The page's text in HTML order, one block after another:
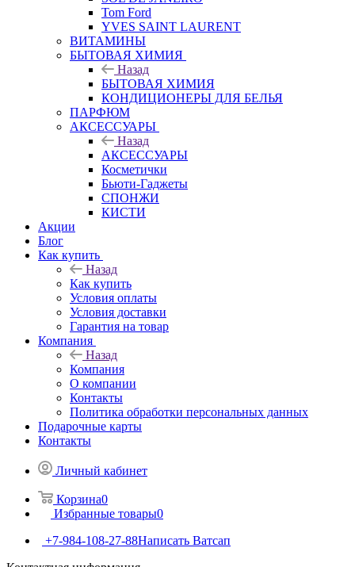
Tom Ford
YVES SAINT LAURENT
ВИТАМИНЫ
БЫТОВАЯ ХИМИЯ
Назад
БЫТОВАЯ ХИМИЯ
КОНДИЦИОНЕРЫ ДЛЯ БЕЛЬЯ
ПАРФЮМ
АКСЕССУАРЫ
Назад
АКСЕССУАРЫ
Косметички
Бьюти-Гаджеты
СПОНЖИ
КИСТИ
Акции
Блог
Как купить
Назад
Как купить
Условия оплаты
Условия доставки
Гарантия на товар
Компания
Назад
Компания
О компании
Контакты
Политика обработки персональных данных
Подарочные карты
Контакты
Личный кабинет
Корзина0
Избранные товары0
+7-984-108-27-88Написать Ватсап